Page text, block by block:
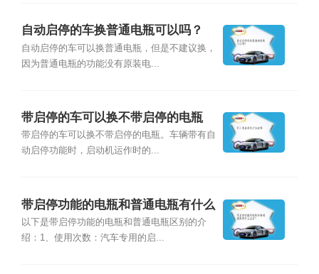
自动启停的车换普通电瓶可以吗？
自动启停的车可以换普通电瓶，但是不建议换，
因为普通电瓶的功能没有原装电...
带启停的车可以换不带启停的电瓶
吗？
带启停的车可以换不带启停的电瓶。车辆带有自
动启停功能时，启动机运作时的...
带启停功能的电瓶和普通电瓶有什么
区别？
以下是带启停功能的电瓶和普通电瓶区别的介
绍：1、使用次数：汽车专用的启...